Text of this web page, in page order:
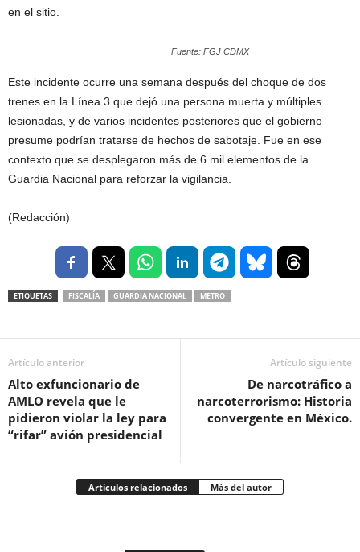
en el sitio.
Fuente: FGJ CDMX
Este incidente ocurre una semana después del choque de dos
trenes en la Línea 3 que dejó una persona muerta y múltiples
lesionadas, y de varios incidentes posteriores que el gobierno
presume podrían tratarse de hechos de sabotaje. Fue en ese
contexto que se desplegaron más de 6 mil elementos de la
Guardia Nacional para reforzar la vigilancia.
(Redacción)
ETIQUETAS FISCALÍA GUARDIA NACIONAL METRO
Artículo anterior
Alto exfuncionario de
AMLO revela que le
pidieron violar la ley para
“rifar” avión presidencial
Artículo siguiente
De narcotráfico a
narcoterrorismo: Historia
convergente en México.
Artículos relacionados Más del autor